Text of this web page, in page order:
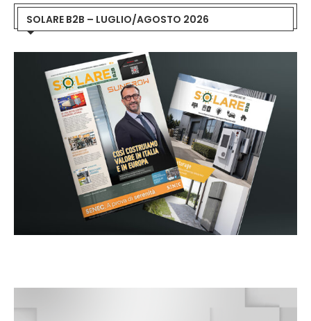
SOLARE B2B – LUGLIO/AGOSTO 2026